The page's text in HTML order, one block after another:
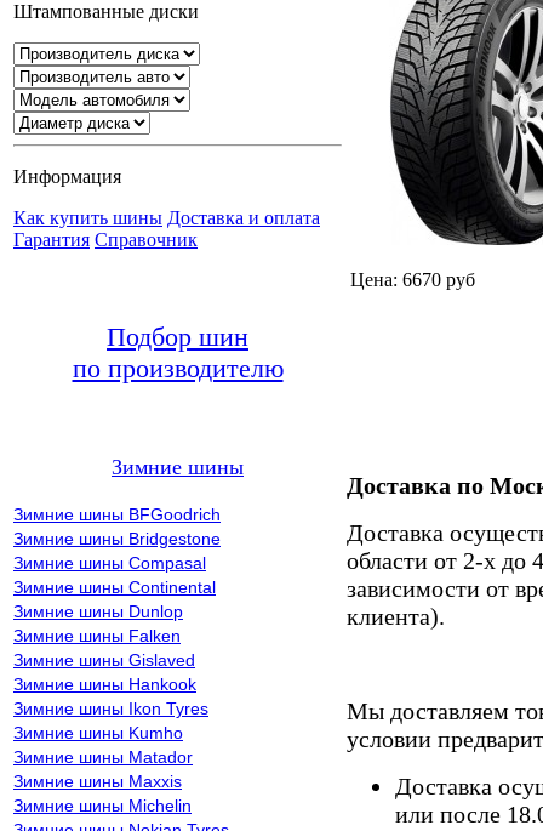
Штампованные диски
Информация
Как купить шины Доставка и оплата
Гарантия Справочник
Подбор шин
по производителю
Зимние шины
Зимние шины BFGoodrich
Зимние шины Bridgestone
Зимние шины Compasal
Зимние шины Continental
Зимние шины Dunlop
Зимние шины Falken
Зимние шины Gislaved
Зимние шины Hankook
Зимние шины Ikon Tyres
Зимние шины Kumho
Зимние шины Matador
Зимние шины Maxxis
Зимние шины Michelin
Цена: 6670 руб
Доставка по
Доставка
области от 2-х до
зависимости от
клиента).
Мы доставляем
условии
Доставка
или после